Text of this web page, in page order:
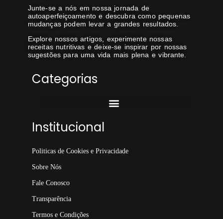
Junte-se a nós em nossa jornada de
autoaperfeiçoamento e descubra como pequenas
mudanças podem levar a grandes resultados.
Explore nossos artigos, experimente nossas
receitas nutritivas e deixe-se inspirar por nossas
sugestões para uma vida mais plena e vibrante.
Categorias
Institucional
Politicas de Cookies e Privacidade
Sobre Nós
Fale Conosco
Transparência
Termos e Condições